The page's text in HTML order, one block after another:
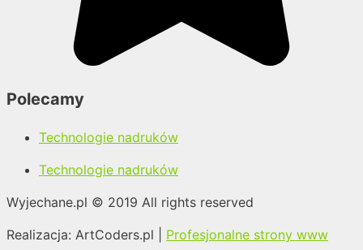
Polecamy
Technologie nadruków
Technologie nadruków
Wyjechane.pl © 2019 All rights reserved​
Realizacja: ArtCoders.pl | Profesjonalne strony www